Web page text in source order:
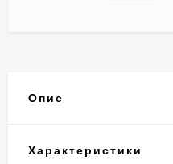
Опис
Характеристики